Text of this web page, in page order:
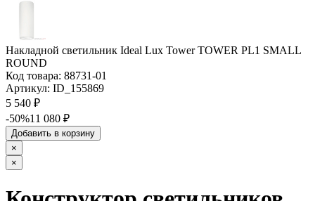
Накладной светильник Ideal Lux Tower TOWER PL1 SMALL
ROUND
Код товара: 88731-01
Артикул: ID_155869
5 540 ₽
-50%11 080 ₽
Добавить в корзину
×
×